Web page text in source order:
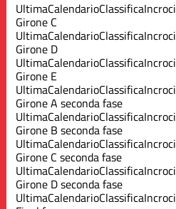
UltimaCalendarioClassificaIncroci
Girone C
UltimaCalendarioClassificaIncroci
Girone D
UltimaCalendarioClassificaIncroci
Girone E
UltimaCalendarioClassificaIncroci
Girone A seconda fase
UltimaCalendarioClassificaIncroci
Girone B seconda fase
UltimaCalendarioClassificaIncroci
Girone C seconda fase
UltimaCalendarioClassificaIncroci
Girone D seconda fase
UltimaCalendarioClassificaIncroci